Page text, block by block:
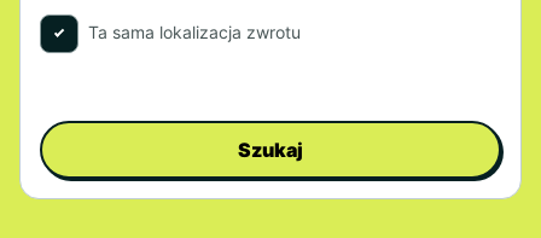
Ta sama lokalizacja zwrotu
Szukaj